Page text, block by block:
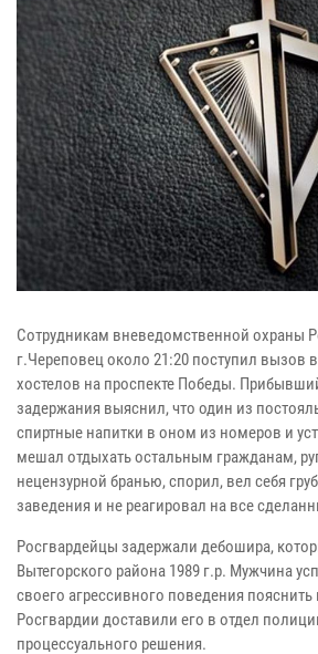
Сотрудникам вневедомственной охраны
г.Череповец около 21:20 поступил вызов
хостелов на проспекте Победы.
задержания выяснил, что один из
спиртные напитки в оном из номеров и
мешал отдыхать остальным гражданам,
нецензурной бранью, спорил, вел себя
заведения и не реагировал на все
Росгвардейцы задержали дебошира,
Вытегорского района 1989 г.р. Мужчина
своего агрессивного поведения
Росгвардии доставили его в отдел
процессуального решения.